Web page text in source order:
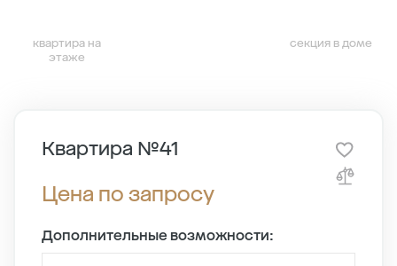
квартира на
этаже
секция в доме
Квартира №41
Цена по запросу
Дополнительные возможности: